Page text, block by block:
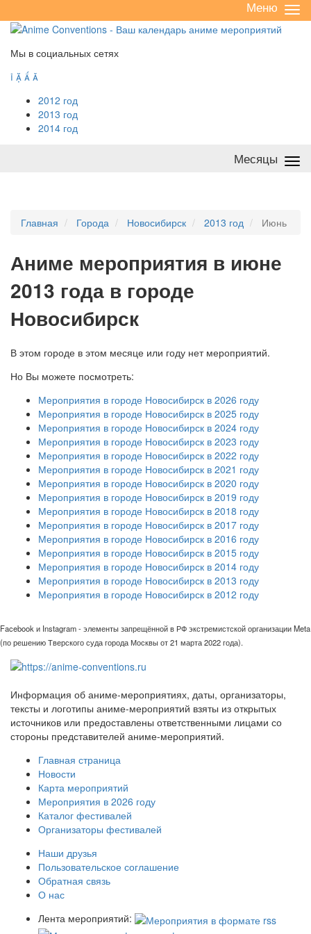
/
Меню
Мы в социальных сетях
   
2012 год
2013 год
2014 год
Месяцы
Главная Города Новосибирск 2013 год Июнь
Аниме мероприятия в июне
2013 года в городе
Новосибирск
В этом городе в этом месяце или году нет мероприятий.
Но Вы можете посмотреть:
Мероприятия в городе Новосибирск в 2026 году
Мероприятия в городе Новосибирск в 2025 году
Мероприятия в городе Новосибирск в 2024 году
Мероприятия в городе Новосибирск в 2023 году
Мероприятия в городе Новосибирск в 2022 году
Мероприятия в городе Новосибирск в 2021 году
Мероприятия в городе Новосибирск в 2020 году
Мероприятия в городе Новосибирск в 2019 году
Мероприятия в городе Новосибирск в 2018 году
Мероприятия в городе Новосибирск в 2017 году
Мероприятия в городе Новосибирск в 2016 году
Мероприятия в городе Новосибирск в 2015 году
Мероприятия в городе Новосибирск в 2014 году
Мероприятия в городе Новосибирск в 2013 году
Мероприятия в городе Новосибирск в 2012 году
Facebook и Instagram - элементы запрещённой в РФ экстремистской организации Meta
(по решению Тверского суда города Москвы от 21 марта 2022 года).
Информация об аниме-мероприятиях, даты, организаторы,
тексты и логотипы аниме-мероприятий взяты из открытых
источников или предоставлены ответственными лицами со
стороны представителей аниме-мероприятий.
Главная страница
Новости
Карта мероприятий
Мероприятия в 2026 году
Каталог фестивалей
Организаторы фестивалей
Наши друзья
Пользовательское соглашение
Обратная связь
О нас
Лента мероприятий: